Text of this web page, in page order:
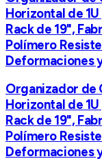
Horizontal de
Rack de 19",
Polímero
Deformaciones
Organizador de
Horizontal de
Rack de 19",
Polímero
Deformaciones